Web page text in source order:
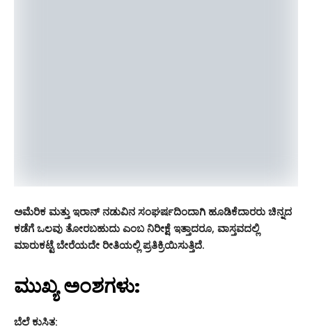
ಅಮೆರಿಕ ಮತ್ತು ಇರಾನ್ ನಡುವಿನ ಸಂಘರ್ಷದಿಂದಾಗಿ ಹೂಡಿಕೆದಾರರು ಚಿನ್ನದ
ಕಡೆಗೆ ಒಲವು ತೋರಬಹುದು ಎಂಬ ನಿರೀಕ್ಷೆ ಇತ್ತಾದರೂ, ವಾಸ್ತವದಲ್ಲಿ
ಮಾರುಕಟ್ಟೆ ಬೇರೆಯದೇ ರೀತಿಯಲ್ಲಿ ಪ್ರತಿಕ್ರಿಯಿಸುತ್ತಿದೆ.
ಮುಖ್ಯ ಅಂಶಗಳು:
ಬೆಲೆ ಕುಸಿತ: